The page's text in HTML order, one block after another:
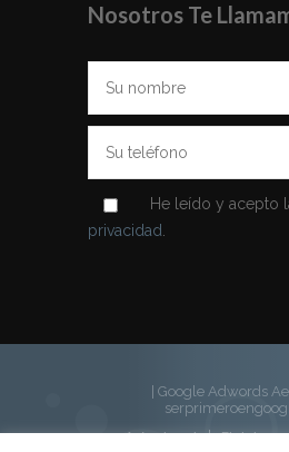
Nosotros Te
He leído y acepto
privacidad
| Google Adwords
Aviso Legal
El dolor